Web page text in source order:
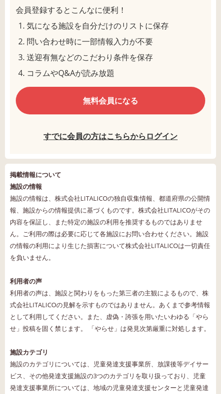
会員登録するとこんなに便利！
気になる施設を自分だけのリストに保存
問い合わせ時に一部情報入力が不要
送迎有無などのこだわり条件を保存
コラムやQ&Aが読み放題
無料会員になる
すでに会員の方はこちらからログイン
掲載情報について
施設の情報
施設の情報は、株式会社LITALICOの独自収集情報、都道府県の公開情
報、施設からの情報提供に基づくものです。株式会社LITALICOがその
内容を保証し、また特定の施設の利用を推奨するものではありませ
ん。ご利用の際は必要に応じて各施設にお問い合わせください。施設
の情報の利用により生じた損害について株式会社LITALICOは一切責任
を負いません。
利用者の声
利用者の声は、施設と関わりをもった第三者の主観によるもので、株
式会社LITALICOの見解を示すものではありません。あくまで参考情報
として利用してください。また、虚偽・誇張を用いたいわゆる「やら
せ」投稿を固く禁じます。 「やらせ」は発見次第厳重に対処します。
施設カテゴリ
施設のカテゴリについては、児童発達支援事業所、放課後等デイサー
ビス、その他発達支援施設の3つのカテゴリを取り扱っており、児童
発達支援事業所については、地域の児童発達支援センターと児童発達